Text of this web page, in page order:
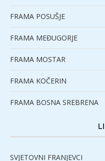
FRAMA POSUŠJE
FRAMA MEĐUGORJE
FRAMA MOSTAR
FRAMA KOČERIN
FRAMA BOSNA SREBRENA
SVJETOVNI FRANJEVCI